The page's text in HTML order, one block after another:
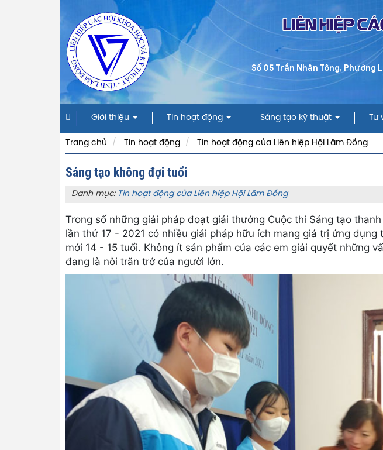
LIÊN HIỆP
Số 05 Trần Nhân Tông, Phường
Giới thiệu Tin hoạt động Sáng tạo kỹ thuật Tư
Trang chủ Tin hoạt động Tin hoạt động của Liên hiệp Hội Lâm Đồng
Sáng tạo không đợi tuổi
Danh mục: Tin hoạt động của Liên hiệp Hội Lâm Đồng
Trong số những giải pháp đoạt giải thưởng Cuộc thi Sáng tạo
lần thứ 17 - 2021 có nhiều giải pháp hữu ích mang giá trị ứng
mới 14 - 15 tuổi. Không ít sản phẩm của các em giải quyết những
đang là nỗi trăn trở của người lớn.